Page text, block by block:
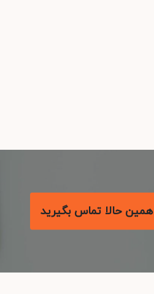
همین حالا تماس بگیرید